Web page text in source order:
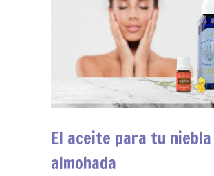
El aceite para tu
almohada